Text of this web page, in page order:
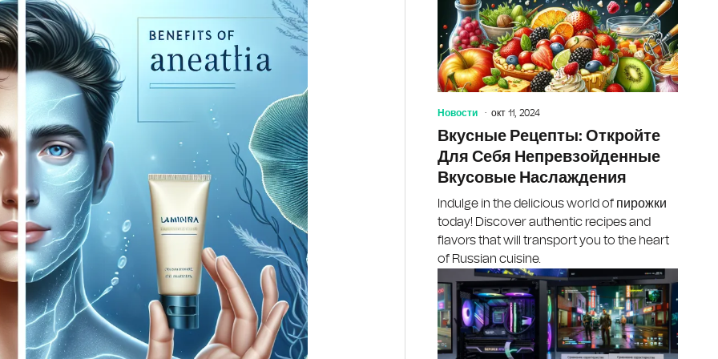
Новости окт 11, 2024
Вкусные Рецепты: Откройте
Для Себя Непревзойденные
Вкусовые Наслаждения
Indulge in the delicious world of пирожки
today! Discover authentic recipes and
flavors that will transport you to the heart
of Russian cuisine.